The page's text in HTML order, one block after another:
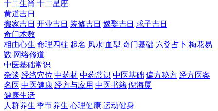
十二生肖 十二星座
黄道吉日
搬家吉日 开业吉日 装修吉日 嫁娶吉日 求子吉日
奇门术数
相由心生 命理四柱 起名 风水 血型 奇门基础 六爻占卜 梅花易
数 网络修道
中医基础常识
杂谈 经络穴位 中药材 中药常识 中医基础 偏方秘方 经方医案
名医 中医健康 经方与应用 中医书籍 倪海厦
健康生活
人群养生 季节养生 心理健康 运动健身